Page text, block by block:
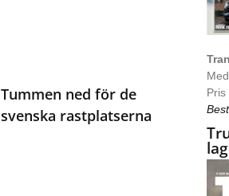
Tummen ned för de
svenska rastplatserna
Pris